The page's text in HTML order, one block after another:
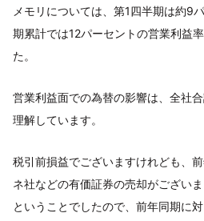
メモリについては、第1四半期は約9
期累計では12パーセントの営業利益
た。
営業利益面での為替の影響は、全社
理解しています。
税引前損益でございますけれども、
ネ社などの有価証券の売却がござい
ということでしたので、前年同期に